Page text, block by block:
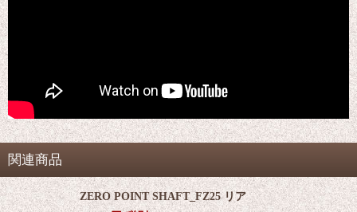
関連商品
ZERO POINT SHAFT_FZ25 リア